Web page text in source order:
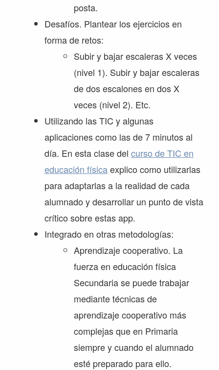
posta.
Desafíos. Plantear los ejercicios en
forma de retos:
Subir y bajar escaleras X veces
(nivel 1). Subir y bajar escaleras
de dos escalones en dos X
veces (nivel 2). Etc.
Utilizando las TIC y algunas
aplicaciones como las de 7 minutos al
día. En esta clase del curso de TIC en
educación físicaexplico como utilizarlas
para adaptarlas a la realidad de cada
alumnado y desarrollar un punto de vista
crítico sobre estas app.
Integrado en otras metodologías:
Aprendizaje cooperativo. La
fuerza en educación física
Secundaria se puede trabajar
mediante técnicas de
aprendizaje cooperativo más
complejas que en Primaria
siempre y cuando el alumnado
esté preparado para ello.